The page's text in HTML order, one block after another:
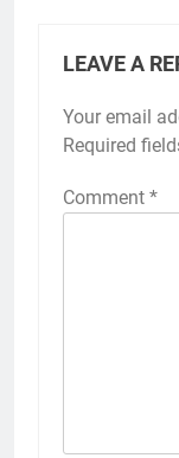
LEAVE A
Your email
Required
Comment *